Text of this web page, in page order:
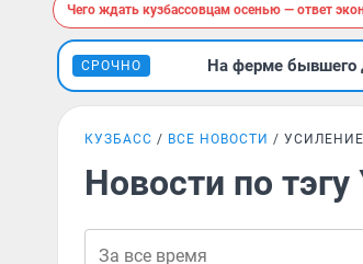
Чего ждать кузбассовцам осенью — ответ
СРОЧНО На ферме бывшего
КУЗБАСС ВСЕ НОВОСТИ
Новости по